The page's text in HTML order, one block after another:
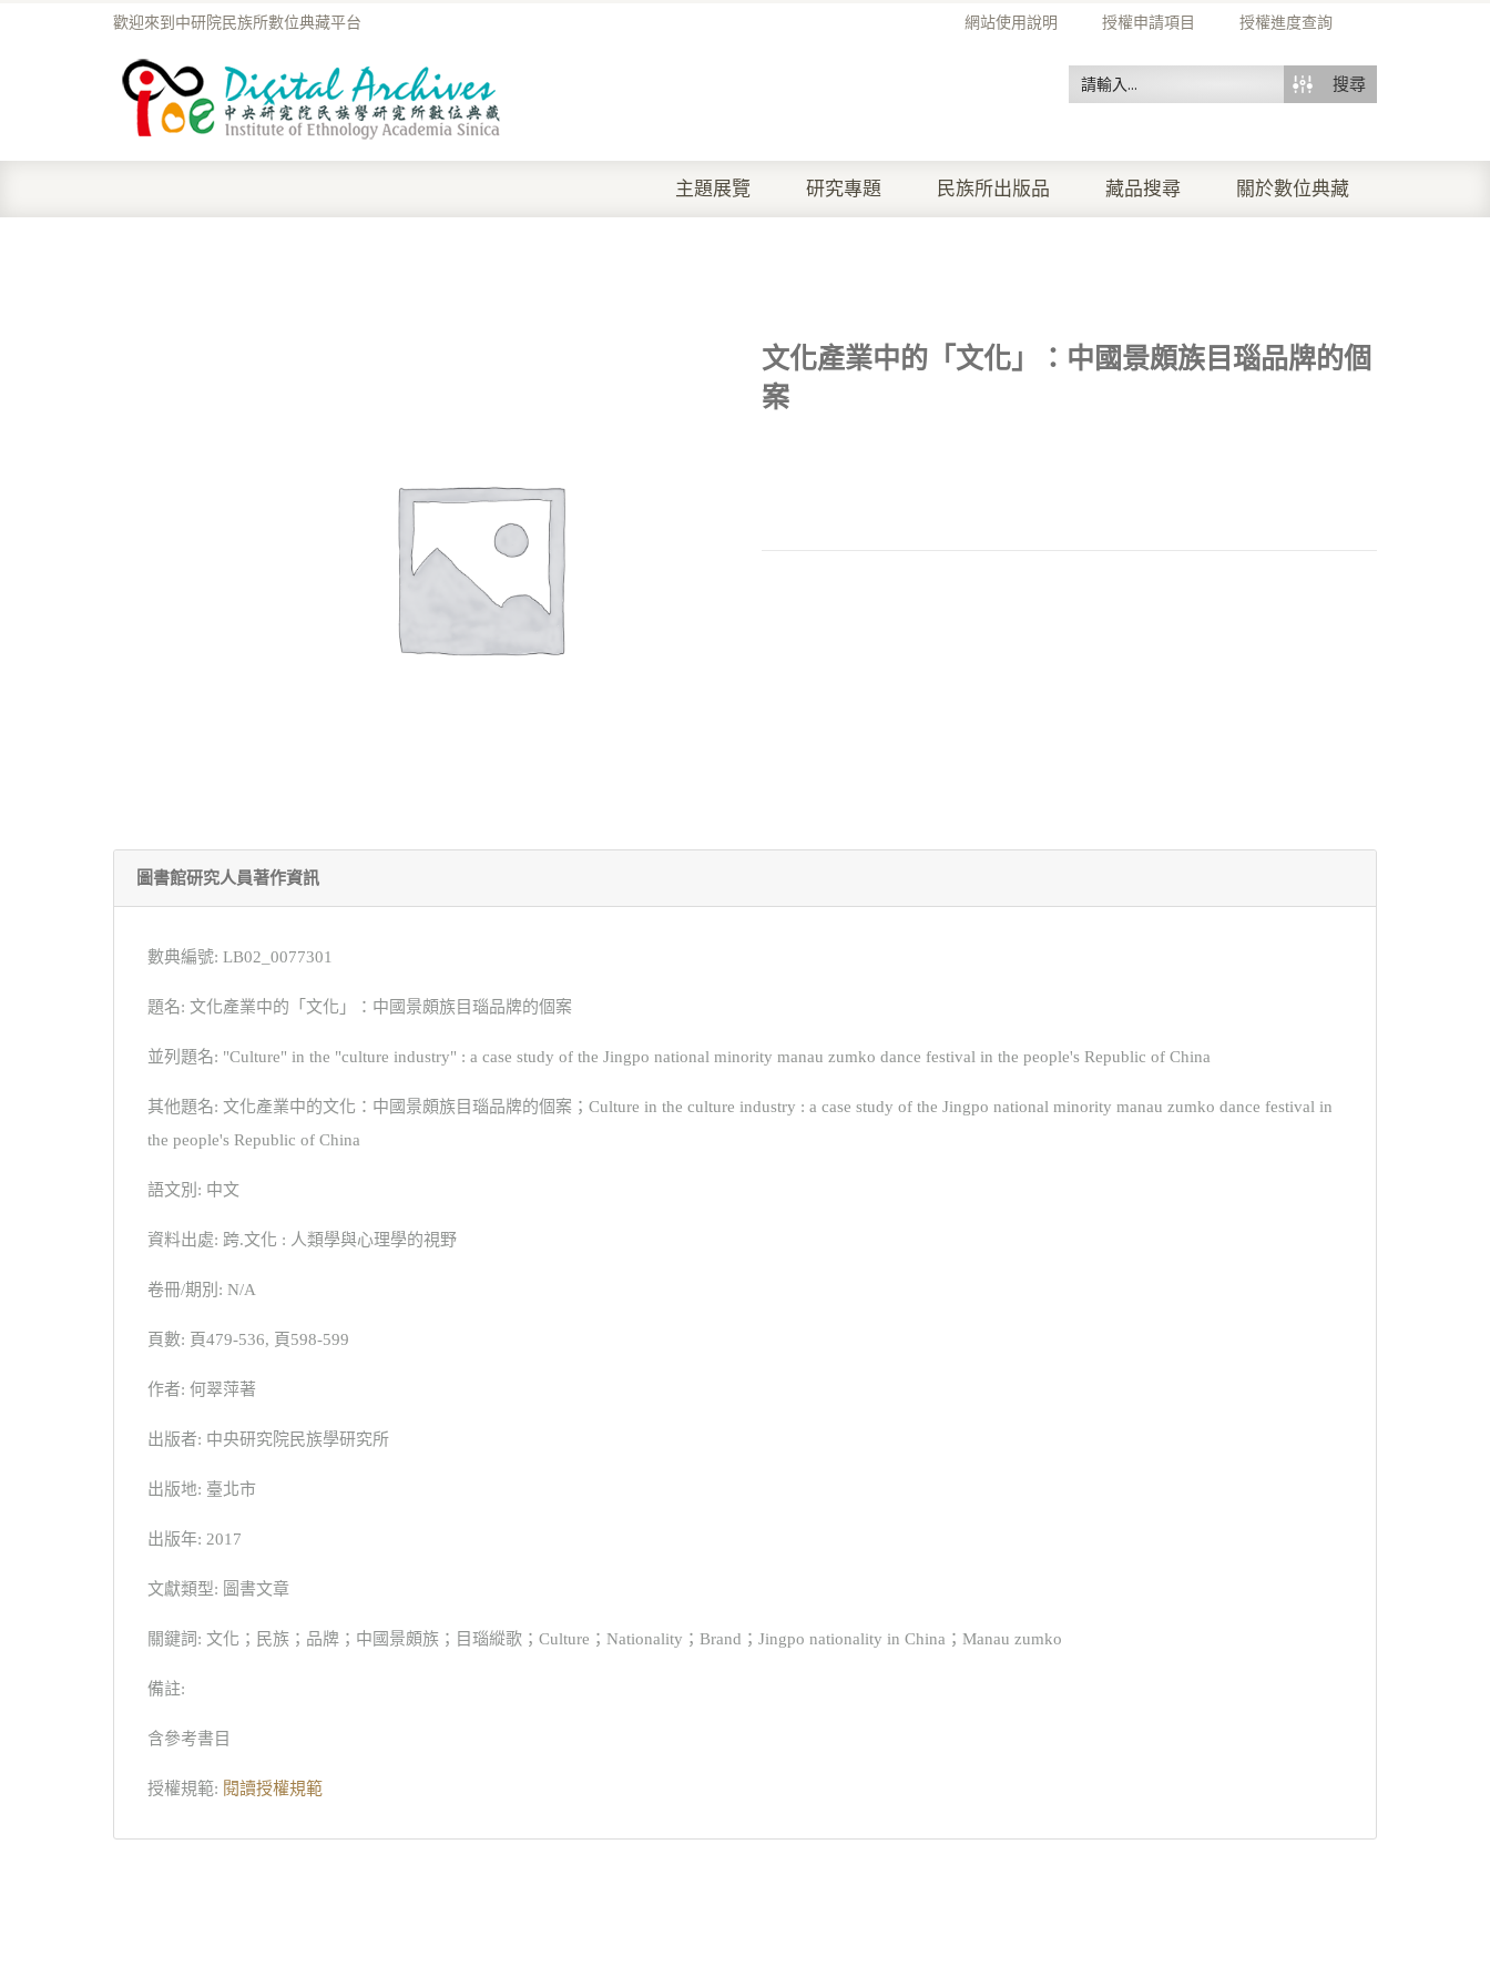
網站使用說明 授權申請項目 授權進度查詢
歡迎來到中研院民族所數位典藏平台
搜尋
主題展覽 研究專題 民族所出版品 藏品搜尋 關於數位典藏
文化產業中的「文化」：中國景頗族目瑙品牌的個
案
圖書館研究人員著作資訊
數典編號: LB02_0077301
題名: 文化產業中的「文化」：中國景頗族目瑙品牌的個案
並列題名: "Culture" in the "culture industry" : a case study of the Jingpo national minority manau zumko dance festival in the people's Republic of China
其他題名: 文化產業中的文化：中國景頗族目瑙品牌的個案；Culture in the culture industry : a case study of the Jingpo national minority manau zumko dance festival in
the people's Republic of China
語文別: 中文
資料出處: 跨.文化 : 人類學與心理學的視野
卷冊/期別: N/A
頁數: 頁479-536, 頁598-599
作者: 何翠萍著
出版者: 中央研究院民族學研究所
出版地: 臺北市
出版年: 2017
文獻類型: 圖書文章
關鍵詞: 文化；民族；品牌；中國景頗族；目瑙縱歌；Culture；Nationality；Brand；Jingpo nationality in China；Manau zumko
備註:
含參考書目
授權規範: 閱讀授權規範